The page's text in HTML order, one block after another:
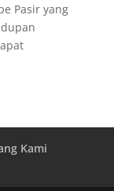
Pasir yang
Kami